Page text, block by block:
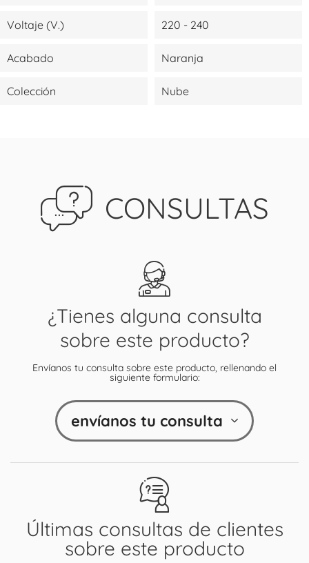
Voltaje (V.) 220 - 240
Acabado Naranja
Colección Nube
CONSULTAS
Últimas consultas de clientes
sobre este producto
¿Tienes alguna consulta
sobre este producto?
Envíanos tu consulta sobre este producto, rellenando el
siguiente formulario:
envíanos tu consulta